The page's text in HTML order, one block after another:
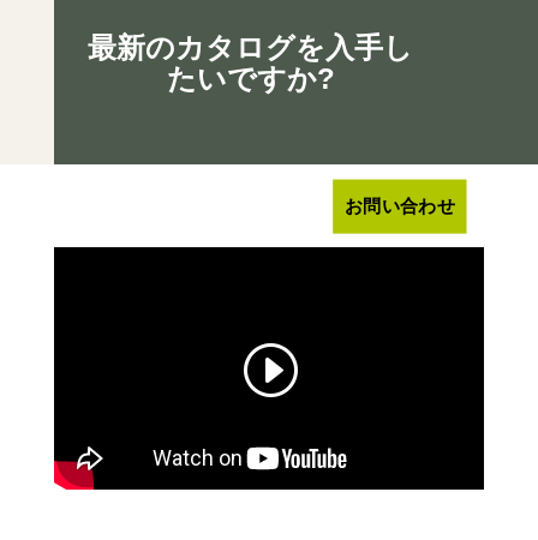
最新のカタログを入手し
たいですか?
お問い合わせ